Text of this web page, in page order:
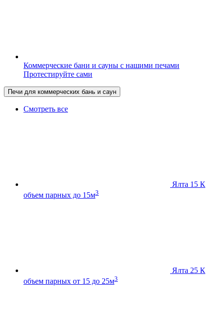
Коммерческие бани и сауны с нашими печами
Протестируйте сами
Печи для коммерческих бань и саун
Смотреть все
Ялта 15 К
объем парных до 15м3
Ялта 25 К
объем парных от 15 до 25м3